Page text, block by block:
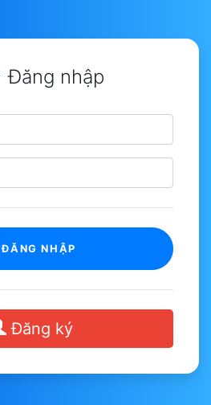
Đăng nhập
ĐĂNG NHẬP
Đăng ký